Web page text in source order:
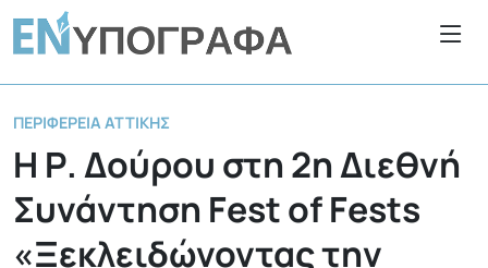
ΠΕΡΙΦΈΡΕΙΑ ΑΤΤΙΚΉΣ
Η Ρ. Δούρου στη 2η Διεθνή
Συνάντηση Fest of Fests
«Ξεκλειδώνοντας την